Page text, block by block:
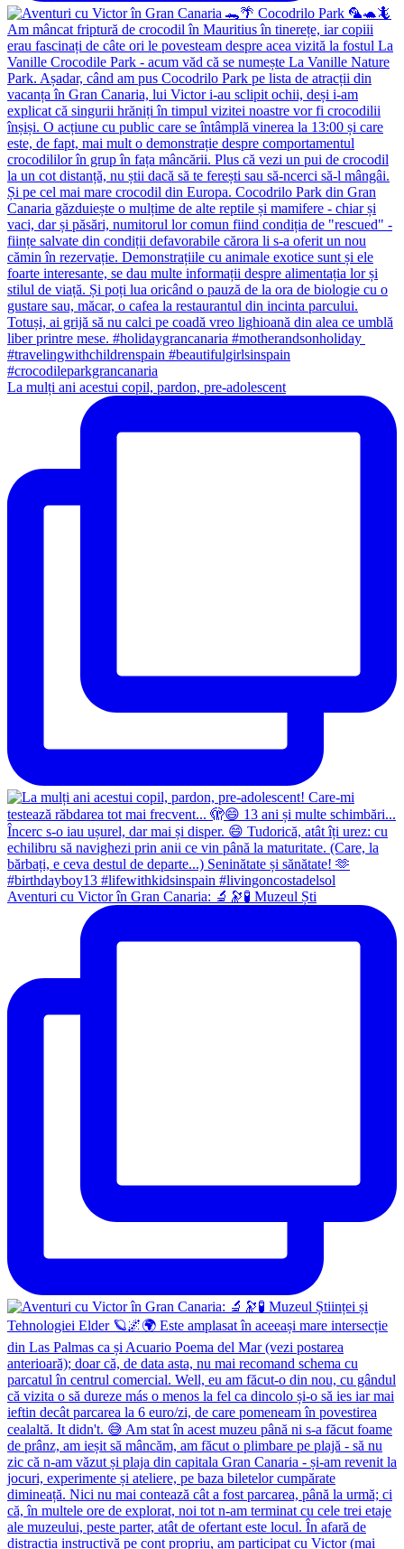
La mulți ani acestui copil, pardon, pre-adolescent
Aventuri cu Victor în Gran Canaria: 🔬🔭🧪 Muzeul Ști